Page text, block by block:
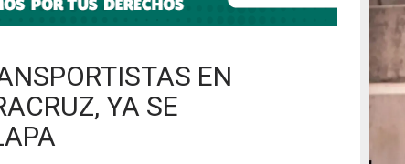
EN
YA SE